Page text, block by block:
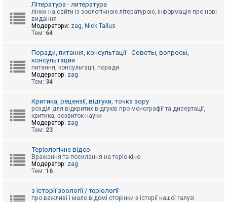
м
о
г
Література - литература
лінки на сайти із зоологічною літературою, інформація про нові
видання
Модератори: zag, Nick.Tallus
Тем: 64
Поради, питання, консультації - Советы, вопросы,
консультации
питання, консультації, поради
Модератор: zag
Тем: 34
Критика, рецензії, відгуки, точка зору
розділ для відкритих відгуків про монографії та дисертації,
критика, розвиток науки
Модератор: zag
Тем: 23
Теріологічне відео
Враження та посилання на теріо-кіно
Модератор: zag
Тем: 16
з історії зоології / теріології
про важливі і мало відомі сторінки з історії нашої галузі